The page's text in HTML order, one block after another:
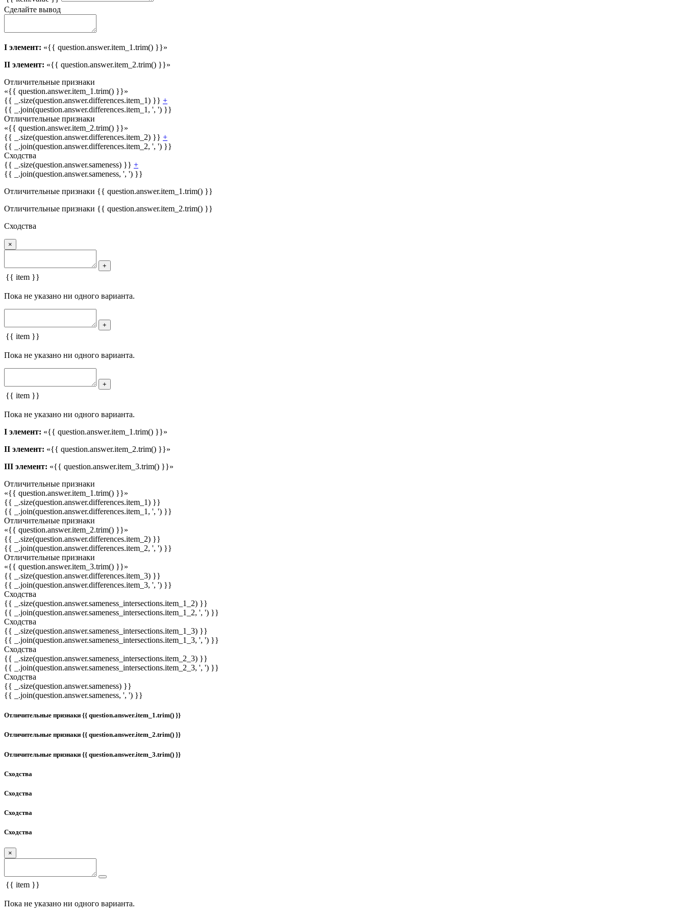
Сделайте вывод
I элемент: «{{ question.answer.item_1.trim() }}»
II элемент: «{{ question.answer.item_2.trim() }}»
Отличительные признаки
«{{ question.answer.item_1.trim() }}»
{{ _.size(question.answer.differences.item_1) }} +
{{ _.join(question.answer.differences.item_1, ', ') }}
Отличительные признаки
«{{ question.answer.item_2.trim() }}»
{{ _.size(question.answer.differences.item_2) }} +
{{ _.join(question.answer.differences.item_2, ', ') }}
Сходства
{{ _.size(question.answer.sameness) }} +
{{ _.join(question.answer.sameness, ', ') }}
Отличительные признаки {{ question.answer.item_1.trim() }}
Отличительные признаки {{ question.answer.item_2.trim() }}
Сходства
×
+
{{ item }}
Пока не указано ни одного варианта.
+
{{ item }}
Пока не указано ни одного варианта.
+
{{ item }}
Пока не указано ни одного варианта.
I элемент: «{{ question.answer.item_1.trim() }}»
II элемент: «{{ question.answer.item_2.trim() }}»
III элемент: «{{ question.answer.item_3.trim() }}»
Отличительные признаки
«{{ question.answer.item_1.trim() }}»
{{ _.size(question.answer.differences.item_1) }}
{{ _.join(question.answer.differences.item_1, ', ') }}
Отличительные признаки
«{{ question.answer.item_2.trim() }}»
{{ _.size(question.answer.differences.item_2) }}
{{ _.join(question.answer.differences.item_2, ', ') }}
Отличительные признаки
«{{ question.answer.item_3.trim() }}»
{{ _.size(question.answer.differences.item_3) }}
{{ _.join(question.answer.differences.item_3, ', ') }}
Сходства
{{ _.size(question.answer.sameness_intersections.item_1_2) }}
{{ _.join(question.answer.sameness_intersections.item_1_2, ', ') }}
Сходства
{{ _.size(question.answer.sameness_intersections.item_1_3) }}
{{ _.join(question.answer.sameness_intersections.item_1_3, ', ') }}
Сходства
{{ _.size(question.answer.sameness_intersections.item_2_3) }}
{{ _.join(question.answer.sameness_intersections.item_2_3, ', ') }}
Сходства
{{ _.size(question.answer.sameness) }}
{{ _.join(question.answer.sameness, ', ') }}
Отличительные признаки {{ question.answer.item_1.trim() }}
Отличительные признаки {{ question.answer.item_2.trim() }}
Отличительные признаки {{ question.answer.item_3.trim() }}
Сходства
Сходства
Сходства
Сходства
×
{{ item }}
Пока не указано ни одного варианта.